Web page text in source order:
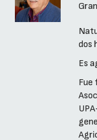
dos
Es
Fue